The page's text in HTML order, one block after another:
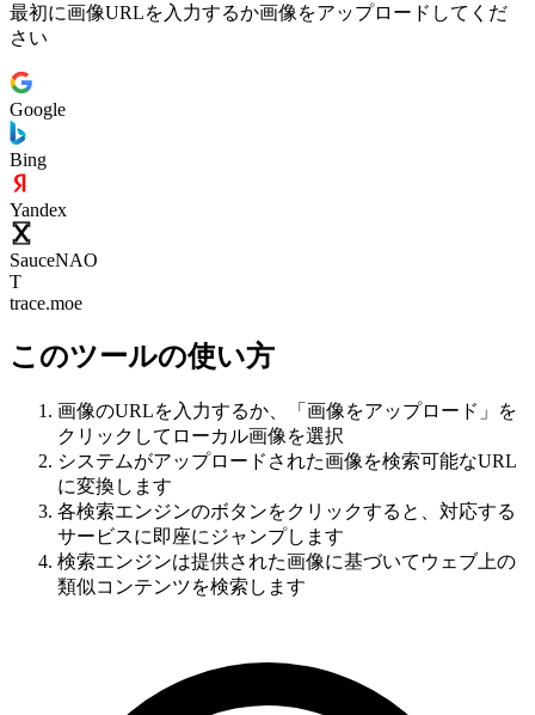
最初に画像URLを入力するか画像をアップロードしてくだ
さい
Google
Bing
Yandex
SauceNAO
T
trace.moe
このツールの使い方
画像のURLを入力するか、「画像をアップロード」を
クリックしてローカル画像を選択
システムがアップロードされた画像を検索可能なURL
に変換します
各検索エンジンのボタンをクリックすると、対応する
サービスに即座にジャンプします
検索エンジンは提供された画像に基づいてウェブ上の
類似コンテンツを検索します